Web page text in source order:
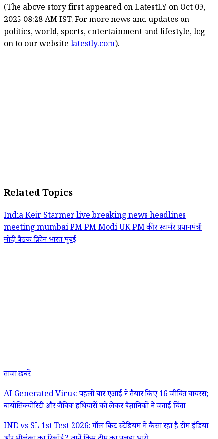
(The above story first appeared on LatestLY on Oct 09,
2025 08:28 AM IST. For more news and updates on
politics, world, sports, entertainment and lifestyle, log
on to our website latestly.com).
Related Topics
IndiaKeir Starmerlive breaking news headlines
meetingmumbaiPMPM ModiUK PMकीर स्टार्मरप्रधानमंत्री
मोदीबैठकब्रिटेनभारतमुंबई
ताजा खबरें
AI Generated Virus: पहली बार एआई ने तैयार किए 16 जीवित वायरस;
बायोसिक्योरिटी और जैविक हथियारों को लेकर वैज्ञानिकों ने जताई चिंता
IND vs SL 1st Test 2026: गॉल क्रिकेट स्टेडियम में कैसा रहा है टीम इंडिया